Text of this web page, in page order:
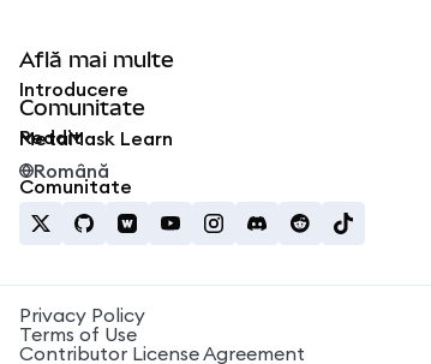
Află mai multe
Introducere
MetaMask Learn
Comunitate
Reddit
Comunitate
Română
Privacy Policy
Terms of Use
Contributor License Agreement